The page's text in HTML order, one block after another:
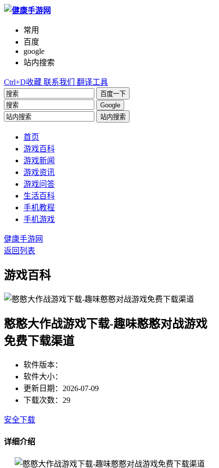
常用
百度
google
站内搜索
Ctrl+D收藏 联系我们 翻译工具
百度一下
Google
站内搜索
首页
游戏百科
游戏新闻
游戏资讯
游戏问答
生活百科
手机教程
手机游戏
健康手游网
返回列表
游戏百科
憨憨大作战游戏下载-趣味憨憨对战游戏
免费下载渠道
软件版本：
软件大小：
更新日期：2026-07-09
下载次数：29
安全下载
详细介绍